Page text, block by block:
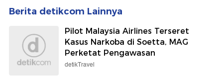
Berita detikcom Lainnya
Pilot Malaysia Airlines Terseret
Kasus Narkoba di Soetta, MAG
Perketat Pengawasan
detikTravel